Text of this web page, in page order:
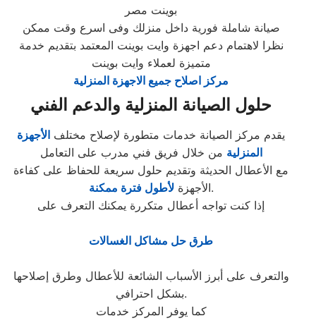
بوينت مصر
صيانة شاملة فورية داخل منزلك وفى اسرع وقت ممكن
نظرا لاهتمام دعم اجهزة وايت بوينت المعتمد بتقديم خدمة
متميزة لعملاء وايت بوينت
مركز اصلاح جميع الاجهزة المنزلية
حلول الصيانة المنزلية والدعم الفني
يقدم مركز الصيانة خدمات متطورة لإصلاح مختلف الأجهزة
المنزلية من خلال فريق فني مدرب على التعامل
مع الأعطال الحديثة وتقديم حلول سريعة للحفاظ على كفاءة
الأجهزةلأطول فترة ممكنة
.
إذا كنت تواجه أعطال متكررة يمكنك التعرف على
طرق حل مشاكل الغسالات
والتعرف على أبرز الأسباب الشائعة للأعطال وطرق إصلاحها
بشكل احترافي.
كما يوفر المركز خدمات